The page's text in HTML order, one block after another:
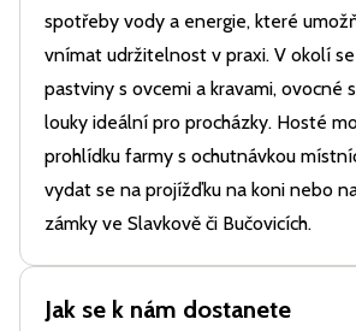
spotřeby vody a energie, které
vnímat udržitelnost v praxi. V okolí
pastviny s ovcemi a kravami, ovocné
louky ideální pro procházky. Hosté
prohlídku farmy s ochutnávkou
vydat se na projížďku na koni nebo
zámky ve Slavkově či Bučovicích.
Jak se k nám dostanete